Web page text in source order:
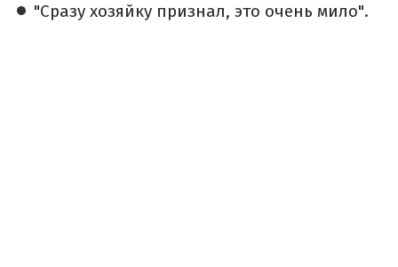
"Сразу хозяйку признал, это очень мило".